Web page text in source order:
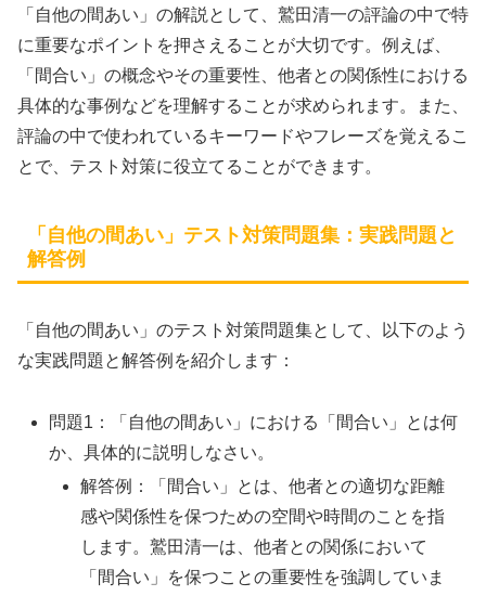
「自他の間あい」の解説として、鷲田清一の評論の中で特
に重要なポイントを押さえることが大切です。例えば、
「間合い」の概念やその重要性、他者との関係性における
具体的な事例などを理解することが求められます。また、
評論の中で使われているキーワードやフレーズを覚えるこ
とで、テスト対策に役立てることができます。
「自他の間あい」テスト対策問題集：実践問題と
解答例
「自他の間あい」のテスト対策問題集として、以下のよう
な実践問題と解答例を紹介します：
問題1：「自他の間あい」における「間合い」とは何
か、具体的に説明しなさい。
解答例：「間合い」とは、他者との適切な距離
感や関係性を保つための空間や時間のことを指
します。鷲田清一は、他者との関係において
「間合い」を保つことの重要性を強調していま